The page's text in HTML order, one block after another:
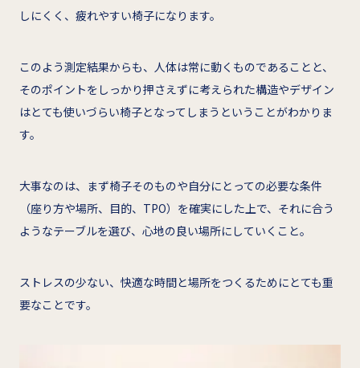
しにくく、疲れやすい椅子になります。
このよう測定結果からも、人体は常に動くものであることと、
そのポイントをしっかり押さえずに考えられた構造やデザイン
はとても使いづらい椅子となってしまうということがわかりま
す。
大事なのは、まず椅子そのものや自分にとっての必要な条件
（座り方や場所、目的、TPO）を確実にした上で、それに合う
ようなテーブルを選び、心地の良い場所にしていくこと。
ストレスの少ない、快適な時間と場所をつくるためにとても重
要なことです。